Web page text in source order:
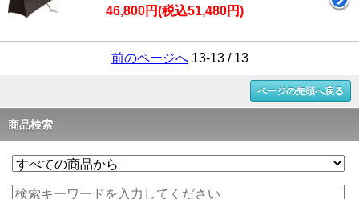
46,800円(税込51,480円)
前のページへ13-13 / 13
ページの先頭へ戻る
商品検索